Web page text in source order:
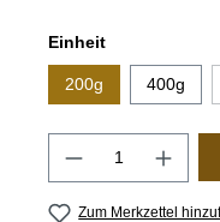
Einheitauswählen
200g 400g
Produkt
Zum Merkzettel